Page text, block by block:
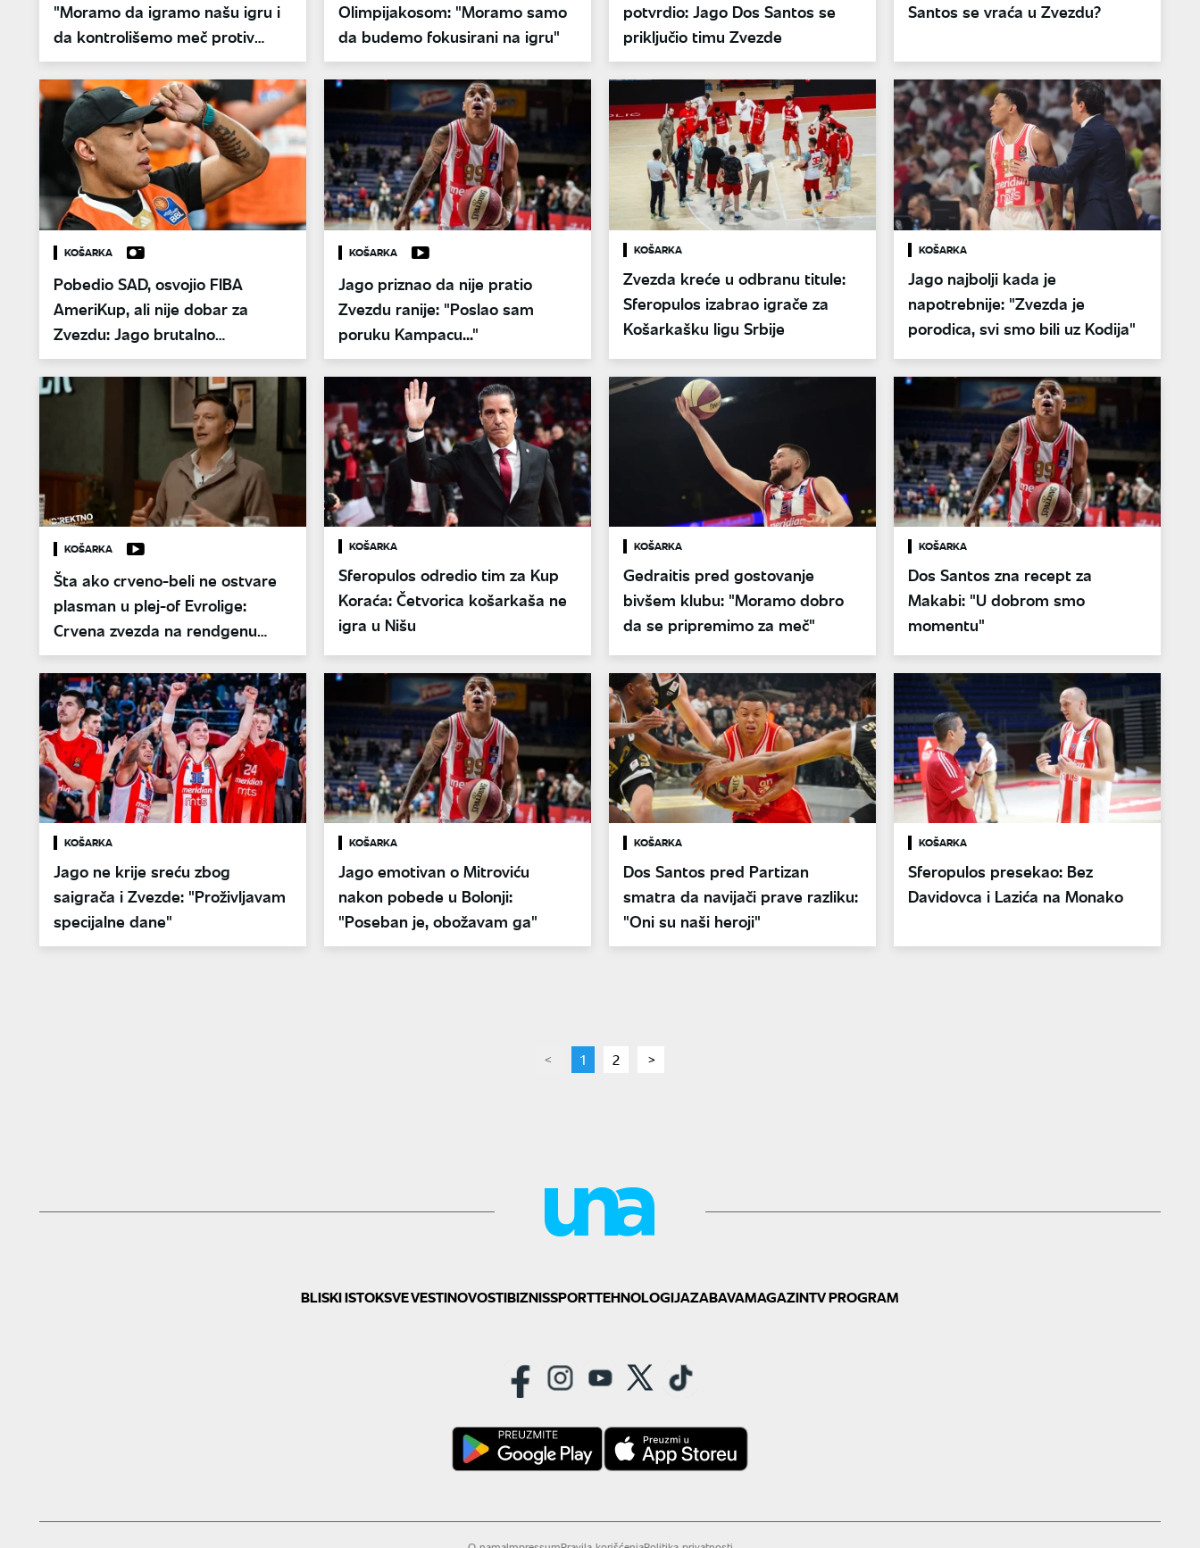
"Moramo da igramo našu igru i
da kontrolišemo meč protiv
Olimpijakosa"
Olimpijakosom: "Moramo samo
da budemo fokusirani na igru"
potvrdio: Jago Dos Santos se
priključio timu Zvezde
Santos se vraća u Zvezdu?
KOŠARKA
Pobedio SAD, osvojio FIBA
AmeriKup, ali nije dobar za
Zvezdu: Jago brutalno
"precrtao" crveno-bele
KOŠARKA
Jago priznao da nije pratio
Zvezdu ranije: "Poslao sam
poruku Kampacu..."
KOŠARKA
Zvezda kreće u odbranu titule:
Sferopulos izabrao igrače za
Košarkašku ligu Srbije
KOŠARKA
Jago najbolji kada je
napotrebnije: "Zvezda je
porodica, svi smo bili uz Kodija"
KOŠARKA
Šta ako crveno-beli ne ostvare
plasman u plej-of Evrolige:
Crvena zvezda na rendgenu
Milutina Aleksića
KOŠARKA
Sferopulos odredio tim za Kup
Koraća: Četvorica košarkaša ne
igra u Nišu
KOŠARKA
Gedraitis pred gostovanje
bivšem klubu: "Moramo dobro
da se pripremimo za meč"
KOŠARKA
Dos Santos zna recept za
Makabi: "U dobrom smo
momentu"
KOŠARKA
Jago ne krije sreću zbog
saigrača i Zvezde: "Proživljavam
specijalne dane"
KOŠARKA
Jago emotivan o Mitroviću
nakon pobede u Bolonji:
"Poseban je, obožavam ga"
KOŠARKA
Dos Santos pred Partizan
smatra da navijači prave razliku:
"Oni su naši heroji"
KOŠARKA
Sferopulos presekao: Bez
Davidovca i Lazića na Monako
pageYou're
1 page
2 page
BLISKI ISTOKSVE VESTINOVOSTIBIZNISSPORTTEHNOLOGIJAZABAVAMAGAZINTV PROGRAM